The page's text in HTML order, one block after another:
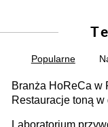
Popularne
Branża HoReCa w
Restauracje toną w
Laboratorium